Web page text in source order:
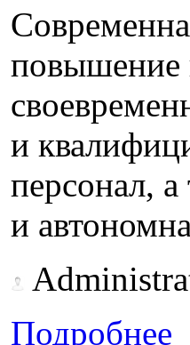
повышение
и
персонал,
и
Подробнее